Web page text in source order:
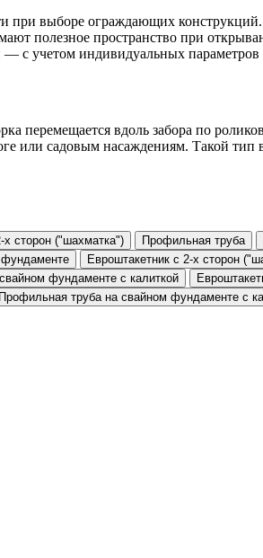
при выборе ограждающих
полезное пространство при
с учетом индивидуальных параметров
перемещается вдоль забора по
или садовым насаждениям. Такой
х сторон ("шахматка") Профильная труба
фундаменте Евроштакетник с 2-х сторон
фундаменте с калиткой
Профильная труба на свайном фундаменте с